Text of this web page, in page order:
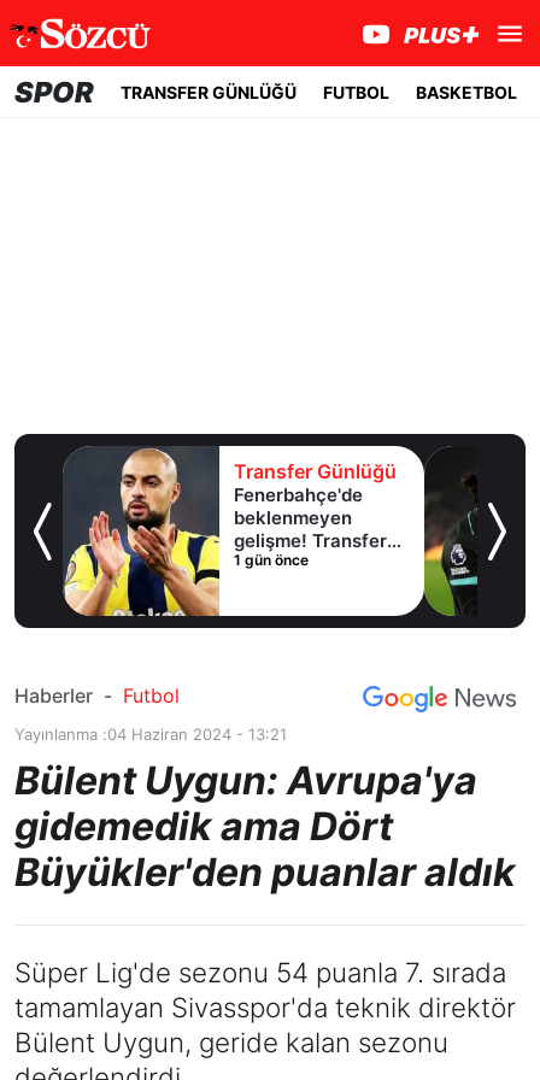
SPOR TRANSFER GÜNLÜĞÜ FUTBOL BASKETBOL
Transfer Günlüğü
Fenerbahçe'de
beklenmeyen
gelişme! Transfer
iptal oldu
1 gün önce
Haberler - Futbol
Yayınlanma :04 Haziran 2024 - 13:21
Bülent Uygun: Avrupa'ya
gidemedik ama Dört
Büyükler'den puanlar aldık
Süper Lig'de sezonu 54 puanla 7. sırada
tamamlayan Sivasspor'da teknik direktör
Bülent Uygun, geride kalan sezonu